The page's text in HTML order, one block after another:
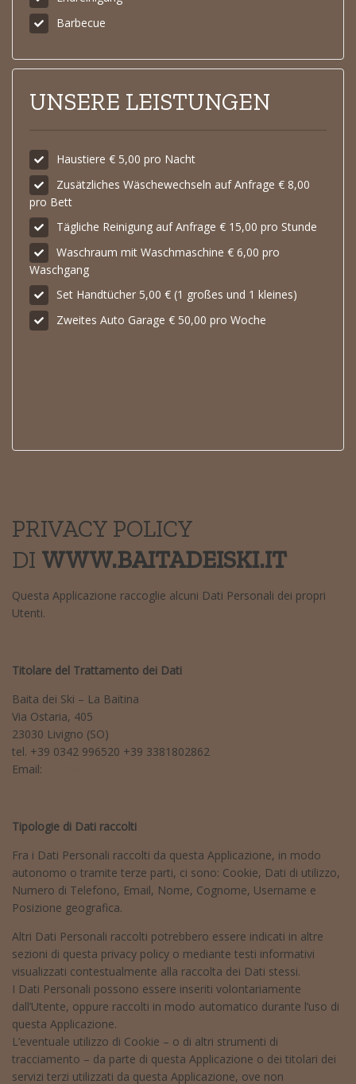
Barbecue
UNSERE LEISTUNGEN
Haustiere € 5,00 pro Nacht
Zusätzliches Wäschewechseln auf Anfrage € 8,00
pro Bett
Tägliche Reinigung auf Anfrage € 15,00 pro Stunde
Waschraum mit Waschmaschine € 6,00 pro
Waschgang
Set Handtücher 5,00 € (1 großes und 1 kleines)
Zweites Auto Garage € 50,00 pro Woche
PRIVACY POLICY
DI WWW.BAITADEISKI.IT
Questa Applicazione raccoglie alcuni Dati Personali dei propri
Utenti.
Titolare del Trattamento dei Dati
Baita dei Ski – La Baitina
Via Ostaria, 405
23030 Livigno (SO)
tel. +39 0342 996520 +39 3381802862
Email:
Tipologie di Dati raccolti
Fra i Dati Personali raccolti da questa Applicazione, in modo
autonomo o tramite terze parti, ci sono: Cookie, Dati di utilizzo,
Numero di Telefono, Email, Nome, Cognome, Username e
Posizione geografica.
Altri Dati Personali raccolti potrebbero essere indicati in altre
sezioni di questa privacy policy o mediante testi informativi
visualizzati contestualmente alla raccolta dei Dati stessi.
I Dati Personali possono essere inseriti volontariamente
dall’Utente, oppure raccolti in modo automatico durante l’uso di
questa Applicazione.
L’eventuale utilizzo di Cookie – o di altri strumenti di
tracciamento – da parte di questa Applicazione o dei titolari dei
servizi terzi utilizzati da questa Applicazione, ove non